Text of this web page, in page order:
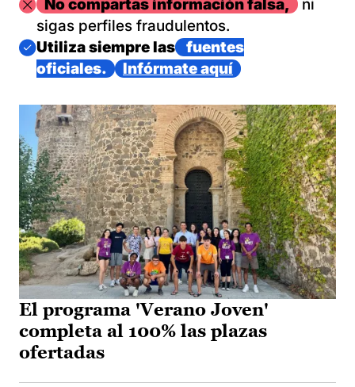
No compartas información falsa,
ni
sigas perfiles fraudulentos.
Imagen
Utiliza siempre las
fuentes
oficiales.
Infórmate aquí
El programa 'Verano Joven'
completa al 100% las plazas
ofertadas